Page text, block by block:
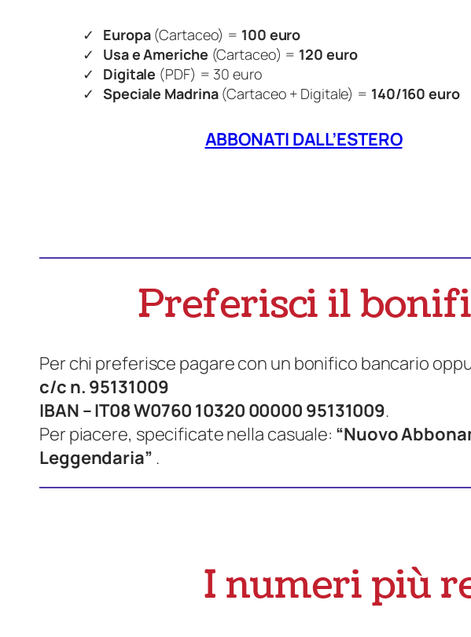
Europa(Cartaceo) = 100 euro
Usa e Americhe (Cartaceo) = 120 euro
Digitale (PDF) = 30 euro
Speciale Madrina (Cartaceo + Digitale) = 140/160 euro
ABBONATI DALL’ESTERO
Preferisci il
Per chi preferisce pagare con un bonifico bancario
c/c n. 95131009
IBAN – IT08 W0760 10320 00000 95131009.
Per piacere, specificate nella casuale: “Nuovo
Leggendaria” .
I numeri più